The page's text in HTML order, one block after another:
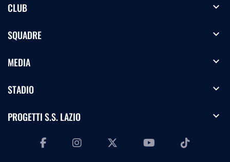
CLUB expand_more
SQUADRE expand_more
MEDIA expand_more
STADIO expand_more
PROGETTI S.S. LAZIO expand_more